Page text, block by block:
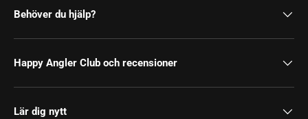
Behöver du hjälp?
Happy Angler Club och recensioner
Lär dig nytt